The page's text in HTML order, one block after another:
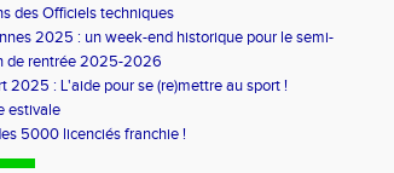
des Officiels techniques
2025 : un week-end historique pour le semi-
breton
de rentrée 2025-2026
2025 : L'aide pour se (re)mettre au sport !
estivale
5000 licenciés franchie !